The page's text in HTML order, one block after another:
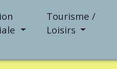
Tourisme /
Loisirs